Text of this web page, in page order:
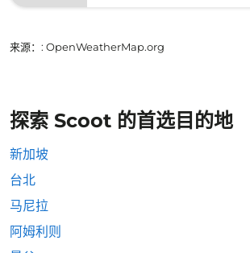
来源： : OpenWeatherMap.org
探索 Scoot 的首选目的地
新加坡
台北
马尼拉
阿姆利则